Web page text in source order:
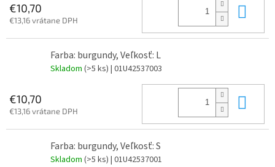
€10,70
€13,16 vrátane DPH
Farba: burgundy, Veľkosť: L
Skladom (>5 ks) | 01U42537003
€10,70
€13,16 vrátane DPH
Farba: burgundy, Veľkosť: S
Skladom (>5 ks) | 01U42537001